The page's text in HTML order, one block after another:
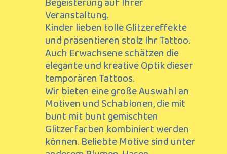
Veranstaltung.
Kinder lieben tolle Glitzereffekte
und präsentieren stolz Ihr Tattoo.
Auch Erwachsene schätzen die
elegante und kreative Optik dieser
temporären Tattoos.
Wir bieten eine große Auswahl an
Motiven und Schablonen, die mit
bunt mit bunt gemischten
Glitzerfarben kombiniert werden
können. Beliebte Motive sind unter